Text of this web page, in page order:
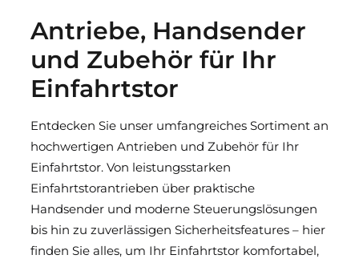
Antriebe, Handsender
und Zubehör für Ihr
Einfahrtstor
Entdecken Sie unser umfangreiches Sortiment an
hochwertigen Antrieben und Zubehör für Ihr
Einfahrtstor. Von leistungsstarken
Einfahrtstorantrieben über praktische
Handsender und moderne Steuerungslösungen
bis hin zu zuverlässigen Sicherheitsfeatures – hier
finden Sie alles, um Ihr Einfahrtstor komfortabel,